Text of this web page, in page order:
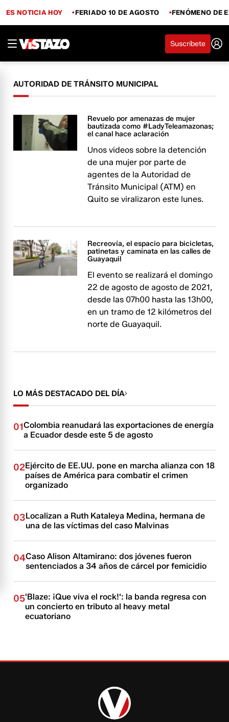
ES NOTICIA HOY FERIADO 10 DE AGOSTO FENÓMENO DE
Suscríbete
AUTORIDAD DE TRÁNSITO MUNICIPAL
Revuelo por amenazas de mujer
bautizada como #LadyTeleamazonas;
el canal hace aclaración
Unos videos sobre la detención
de una mujer por parte de
agentes de la Autoridad de
Tránsito Municipal (ATM) en
Quito se viralizaron este lunes.
Recreovía, el espacio para bicicletas,
patinetas y caminata en las calles de
Guayaquil
El evento se realizará el domingo
22 de agosto de agosto de 2021,
desde las 07h00 hasta las 13h00,
en un tramo de 12 kilómetros del
norte de Guayaquil.
LO MÁS DESTACADO DEL DÍA
01Colombia reanudará las exportaciones de energía
a Ecuador desde este 5 de agosto
02Ejército de EE.UU. pone en marcha alianza con 18
países de América para combatir el crimen
organizado
03Localizan a Ruth Kataleya Medina, hermana de
una de las víctimas del caso Malvinas
04Caso Alison Altamirano: dos jóvenes fueron
sentenciados a 34 años de cárcel por femicidio
05'Blaze: ¡Que viva el rock!': la banda regresa con
un concierto en tributo al heavy metal
ecuatoriano